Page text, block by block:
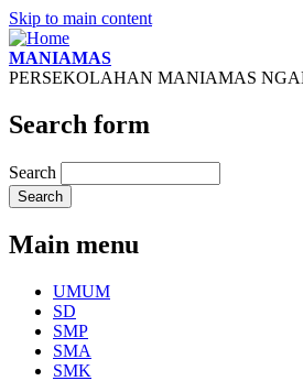
Skip to main content
MANIAMAS
PERSEKOLAHAN MANIAMAS
Search form
Search
Main menu
UMUM
SD
SMP
SMA
SMK